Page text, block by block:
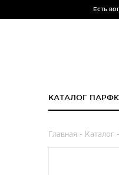
Есть
КАТАЛОГ
Главная - Каталог